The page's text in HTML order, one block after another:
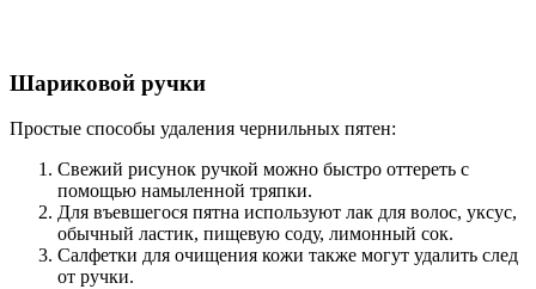
Шариковой ручки
Простые способы удаления чернильных пятен:
Свежий рисунок ручкой можно быстро оттереть с
помощью намыленной тряпки.
Для въевшегося пятна используют лак для волос, уксус,
обычный ластик, пищевую соду, лимонный сок.
Салфетки для очищения кожи также могут удалить след
от ручки.